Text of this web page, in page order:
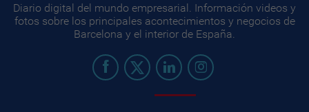
Diario digital del mundo empresarial. Información videos y
fotos sobre los principales acontecimientos y negocios de
Barcelona y el interior de España.